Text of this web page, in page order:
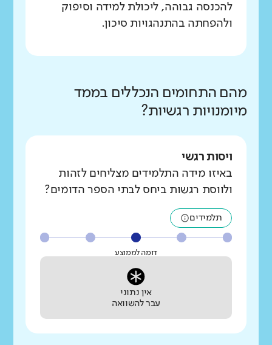
להכנסה גבוהה, ליכולת למידה וסיפוק
ולהפחתה בהתנהגויות סיכון.
מהם התחומים הנכללים בממד
מיומנויות רגשיות?
ויסות רגשי
באיזו מידה התלמידים מצליחים לזהות
ולווסת רגשות ביחס לבתי הספר הדומים?
תלמידים
דומה לממוצע
אין נתוני
עבר להשוואה